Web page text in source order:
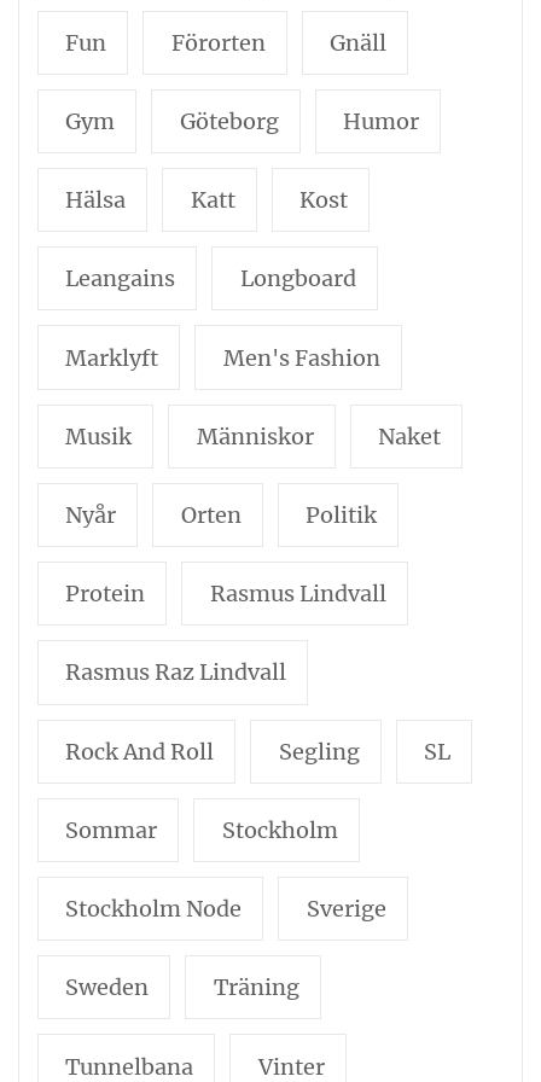
Fun Förorten Gnäll
Gym Göteborg Humor
Hälsa Katt Kost
Leangains Longboard
Marklyft Men's Fashion
Musik Människor Naket
Nyår Orten Politik
Protein Rasmus Lindvall
Rasmus Raz Lindvall
Rock And Roll Segling SL
Sommar Stockholm
Stockholm Node Sverige
Sweden Träning
Tunnelbana Vinter